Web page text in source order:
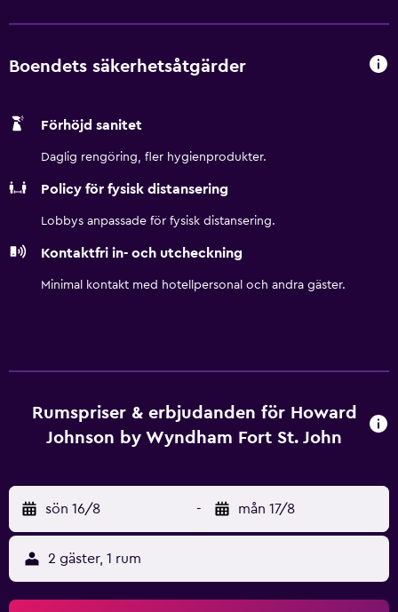
badkar och dusch, gratis toalettartiklar och hårtorkar.
(restriktioner kan förekomma). Dessutom har rummen
Boendets säkerhetsåtgärder
Förhöjd sanitet
Daglig rengöring, fler hygienprodukter.
Policy för fysisk distansering
Lobbys anpassade för fysisk distansering.
Kontaktfri in- och utcheckning
Minimal kontakt med hotellpersonal och andra gäster.
Rumspriser & erbjudanden för Howard
Johnson by Wyndham Fort St. John
sön 16/8 - mån 17/8
2 gäster, 1 rum